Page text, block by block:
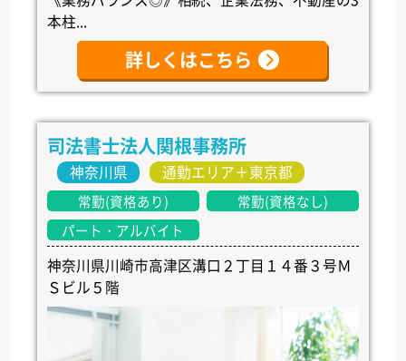
本柱...
詳しくはこちら
司法書士法人関根事務所
神奈川県 通勤エリア＋東京都
常勤(資格あり)
常勤(資格なし)
パート・アルバイト
神奈川県川崎市高津区溝口２丁目１４番３号Ｍ
Ｓビル５階